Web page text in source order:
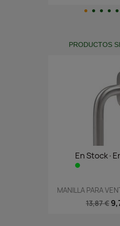
PRODUCTOS
En
MANILLA PARA
13,87 €